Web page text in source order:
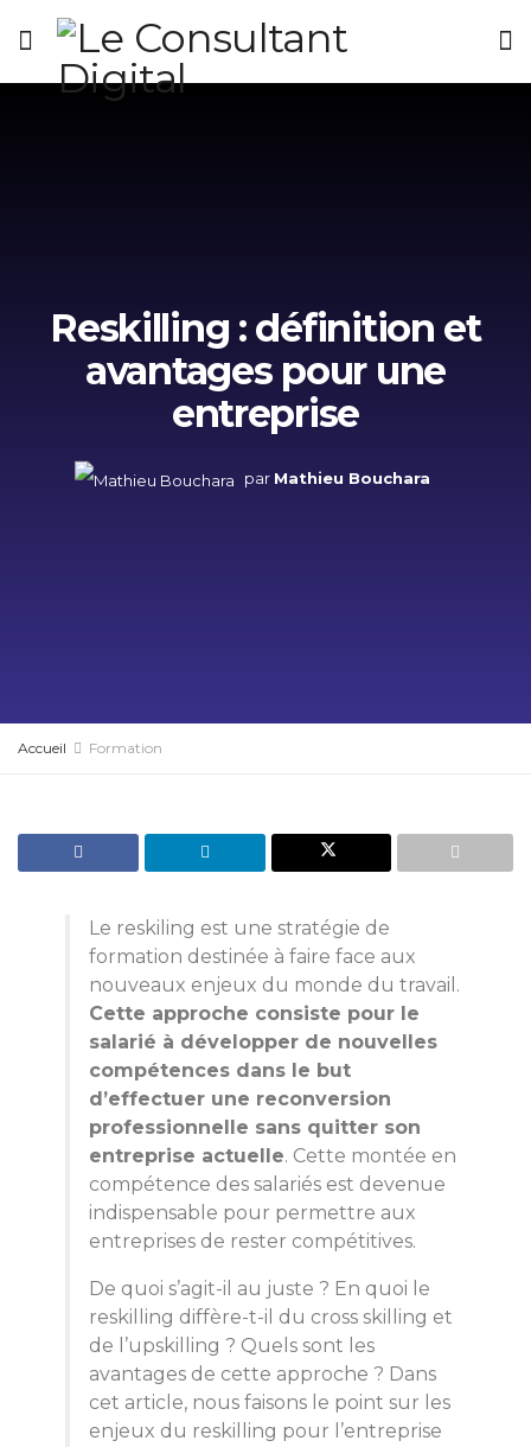
Reskilling : définition et
avantages pour une
entreprise
par Mathieu Bouchara
Accueil Formation
Le reskiling est une stratégie de
formation destinée à faire face aux
nouveaux enjeux du monde du travail.
Cette approche consiste pour le
salarié à développer de nouvelles
compétences dans le but
d’effectuer une reconversion
professionnelle sans quitter son
entreprise actuelle. Cette montée en
compétence des salariés est devenue
indispensable pour permettre aux
entreprises de rester compétitives.
De quoi s’agit-il au juste ? En quoi le
reskilling diffère-t-il du cross skilling et
de l’upskilling ? Quels sont les
avantages de cette approche ? Dans
cet article, nous faisons le point sur les
enjeux du reskilling pour l’entreprise